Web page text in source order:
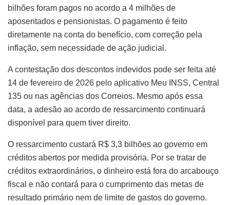
bilhões foram pagos no acordo a 4 milhões de
aposentados e pensionistas. O pagamento é feito
diretamente na conta do benefício, com correção pela
inflação, sem necessidade de ação judicial.
A contestação dos descontos indevidos pode ser feita até
14 de fevereiro de 2026 pelo aplicativo Meu INSS, Central
135 ou nas agências dos Correios. Mesmo após essa
data, a adesão ao acordo de ressarcimento continuará
disponível para quem tiver direito.
O ressarcimento custará R$ 3,3 bilhões ao governo em
créditos abertos por medida provisória. Por se tratar de
créditos extraordinários, o dinheiro está fora do arcabouço
fiscal e não contará para o cumprimento das metas de
resultado primário nem de limite de gastos do governo.